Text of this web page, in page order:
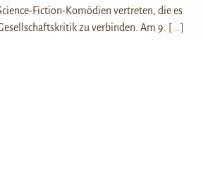
Fiction-Komödien vertreten, die es
zu verbinden. Am 9.
[...]